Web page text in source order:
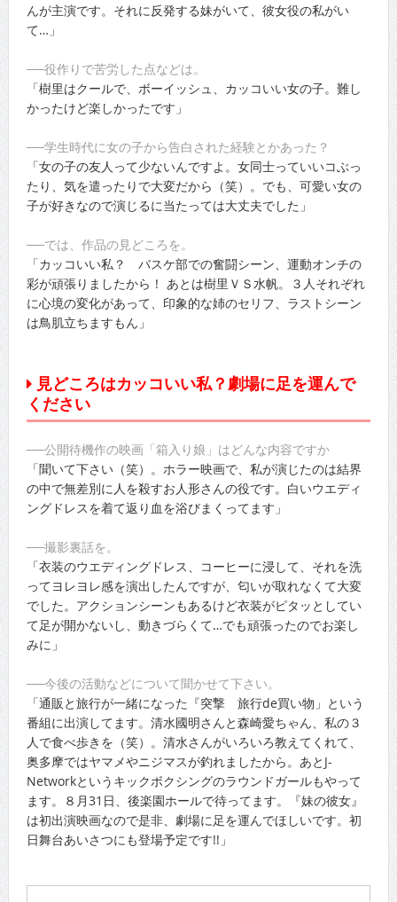
んが主演です。それに反発する妹がいて、彼女役の私がい
て…」
──役作りで苦労した点などは。
「樹里はクールで、ボーイッシュ、カッコいい女の子。難し
かったけど楽しかったです」
──学生時代に女の子から告白された経験とかあった？
「女の子の友人って少ないんですよ。女同士っていいコぶっ
たり、気を遣ったりで大変だから（笑）。でも、可愛い女の
子が好きなので演じるに当たっては大丈夫でした」
──では、作品の見どころを。
「カッコいい私？ バスケ部での奮闘シーン、運動オンチの
彩が頑張りましたから！ あとは樹里ＶＳ水帆。３人それぞれ
に心境の変化があって、印象的な姉のセリフ、ラストシーン
は鳥肌立ちますもん」
見どころはカッコいい私？劇場に足を運んで
ください
──公開待機作の映画「箱入り娘」はどんな内容ですか
「聞いて下さい（笑）。ホラー映画で、私が演じたのは結界
の中で無差別に人を殺すお人形さんの役です。白いウエディ
ングドレスを着て返り血を浴びまくってます」
──撮影裏話を。
「衣装のウエディングドレス、コーヒーに浸して、それを洗
ってヨレヨレ感を演出したんですが、匂いが取れなくて大変
でした。アクションシーンもあるけど衣装がピタッとしてい
て足が開かないし、動きづらくて…でも頑張ったのでお楽し
みに」
──今後の活動などについて聞かせて下さい。
「通販と旅行が一緒になった『突撃 旅行de買い物」という
番組に出演してます。清水國明さんと森崎愛ちゃん、私の３
人で食べ歩きを（笑）。清水さんがいろいろ教えてくれて、
奥多摩ではヤマメやニジマスが釣れましたから。あとJ-
Networkというキックボクシングのラウンドガールもやって
ます。８月31日、後楽園ホールで待ってます。『妹の彼女』
は初出演映画なので是非、劇場に足を運んでほしいです。初
日舞台あいさつにも登場予定です!!」